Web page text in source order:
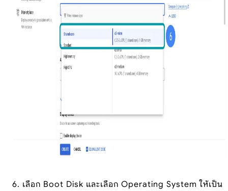
6. เลือก Boot Disk และเลือก Operating System ให้เป็น